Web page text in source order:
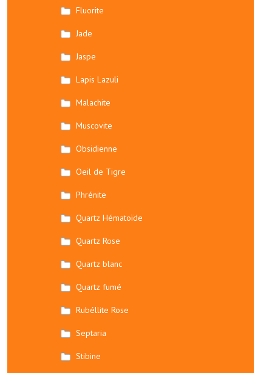
Fluorite
Jade
Jaspe
Lapis Lazuli
Malachite
Muscovite
Obsidienne
Oeil de Tigre
Phrénite
Quartz Hématoïde
Quartz Rose
Quartz blanc
Quartz fumé
Rubéllite Rose
Septaria
Stibine